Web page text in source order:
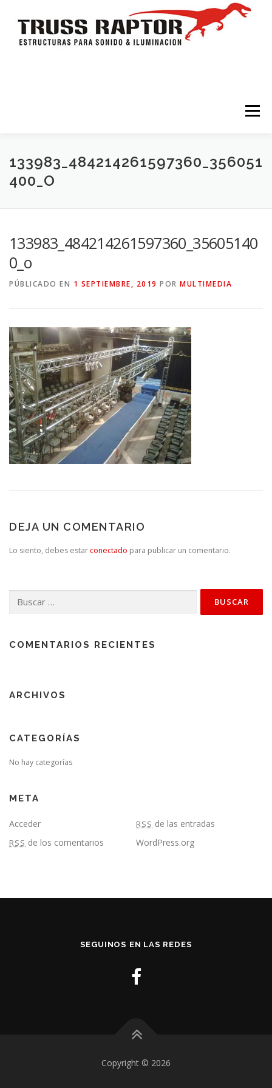
Menú
HOME TRÍPODES Y TORRES TRUSSES
ILUMINACION CONTACTO
133983_484214261597360_356051
400_O
133983_484214261597360_35605140
0_o
PÚBLICADO EN 1 SEPTIEMBRE, 2019 POR MULTIMEDIA
DEJA UN COMENTARIO
Lo siento, debes estar conectado para publicar un comentario.
COMENTARIOS RECIENTES
ARCHIVOS
CATEGORÍAS
No hay categorías
META
Acceder RSS de las entradas
RSS de los comentarios WordPress.org
SEGUINOS EN LAS REDES
Copyright © 2026